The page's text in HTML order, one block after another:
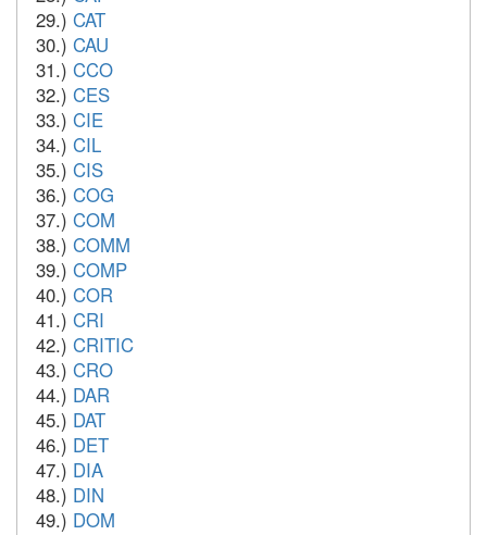
29.) CAT
30.) CAU
31.) CCO
32.) CES
33.) CIE
34.) CIL
35.) CIS
36.) COG
37.) COM
38.) COMM
39.) COMP
40.) COR
41.) CRI
42.) CRITIC
43.) CRO
44.) DAR
45.) DAT
46.) DET
47.) DIA
48.) DIN
49.) DOM